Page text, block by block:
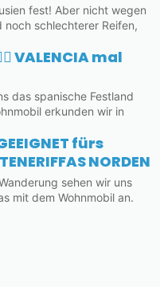
fest! Aber nicht wegen
noch schlechterer Reifen,
VALENCIA mal
das spanische Festland
erkunden wir in
fürs
NORDEN
sehen wir uns
mit dem Wohnmobil an.